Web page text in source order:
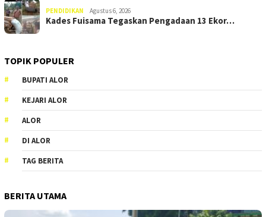
PENDIDIKAN Agustus 6, 2026
Kades Fuisama Tegaskan Pengadaan 13 Ekor…
TOPIK POPULER
BUPATI ALOR
KEJARI ALOR
ALOR
DI ALOR
TAG BERITA
BERITA UTAMA